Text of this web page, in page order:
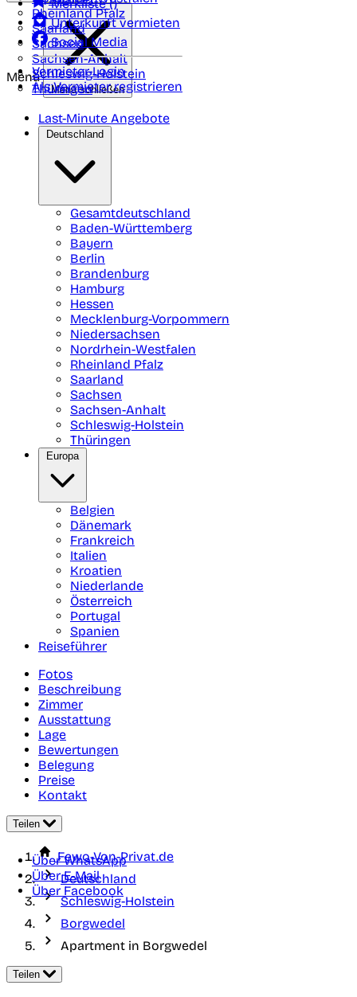
Rheinland Pfalz
Saarland
Sachsen
Sachsen-Anhalt
Schleswig-Holstein
Thüringen
Merkliste ()
Unterkunft vermieten
Social Media
Vermieter-Login
Als Vermieter registrieren
Menü
Menü schließen
Last-Minute Angebote
Deutschland
Gesamtdeutschland
Baden-Württemberg
Bayern
Berlin
Brandenburg
Hamburg
Hessen
Mecklenburg-Vorpommern
Niedersachsen
Nordrhein-Westfalen
Rheinland Pfalz
Saarland
Sachsen
Sachsen-Anhalt
Schleswig-Holstein
Thüringen
Europa
Belgien
Dänemark
Frankreich
Italien
Kroatien
Niederlande
Österreich
Portugal
Spanien
Reiseführer
Fotos
Beschreibung
Zimmer
Ausstattung
Lage
Bewertungen
Belegung
Preise
Kontakt
Teilen
Über WhatsApp
Über E-Mail
Über Facebook
Fewo-Von-Privat.de
Deutschland
Schleswig-Holstein
Borgwedel
Apartment in Borgwedel
Teilen